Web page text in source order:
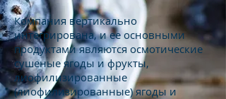
Компания вертикально
интегрирована, и ее основными
продуктами являются осмотические
сушеные ягоды и фрукты,
лиофилизированные
(лиофилизированные) ягоды и